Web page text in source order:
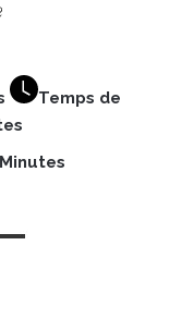
Temps de